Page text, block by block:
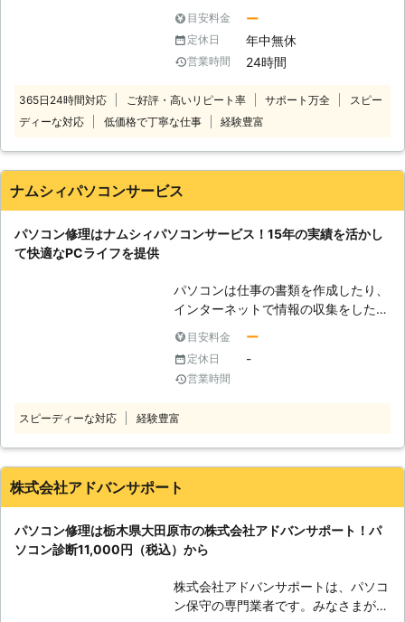
です。しかし、パソコンの寿命は無限
ではありません。 パソコンには様々
なトラブルが発生する可能性がありま
す。 そんなパソコントラブルの一例
起動しなくなった ・ブルースクリー
ンで動かない ・ハードディスクのデ
気軽にご相談下さい。 弊社運営サイ
実績があります！その中でも多くのお
さまのトラブルを解決いたします。受
付は24時間365日、日本全国で対応
しておりますので、お気軽にお問い合
わせください。
目安料金 ー
定休日 年中無休
営業時間 24時間
365日24時間対応 ご好評・高いリピート率 サポート万全
スピー
ディーな対応
低価格で丁寧な仕事 経験豊富
ナムシィパソコンサービス
パソコン修理はナムシィパソコンサービス！15年の実績を活かし
て快適なPCライフを提供
パソコンは仕事の書類を作成したり、
インターネットで情報の収集をしたり
し、そんな便利な電製品も急に動かな
くなったりするすると、不便になりま
すよね。 「パソコンの知識がないか
わからない」 「古いパソコンで、動
うにパソコンに関するお悩みがある場
合は、パソコン修理店「ナムシィパソ
社は、秋田県にお住いのお客様からパ
ソコン修理に関するご依頼をいただい
ービスの魅力】 弊社には、お客さま
に選ばれる理由があります。 ●サポ
目安料金 ー
定休日 -
営業時間
スピーディーな対応 経験豊富
株式会社アドバンサポート
パソコン修理は栃木県大田原市の株式会社アドバンサポート！パ
ソコン診断11,000円（税込）から
株式会社アドバンサポートは、パソコ
ン保守の専門業者です。みなさまがパ